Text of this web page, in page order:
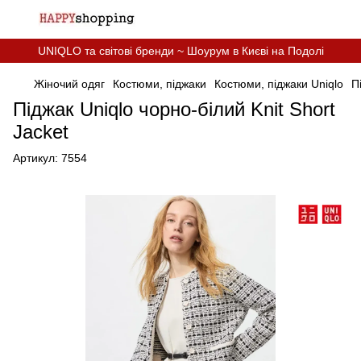
UNIQLO та світові бренди ~ Шоурум в Києві на Подолі
Жіночий одяг Костюми, піджаки Костюми, піджаки Uniqlo
Піджак Uniqlo чорно-бiлий Knit Short
Jacket
Артикул: 7554